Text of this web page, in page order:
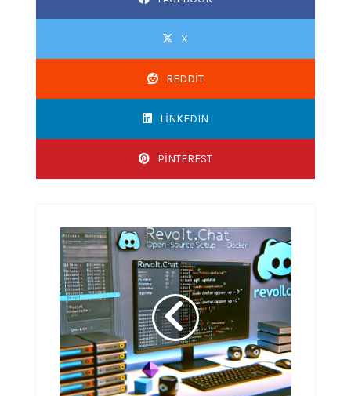
X
REDDIT
LINKEDIN
PINTEREST